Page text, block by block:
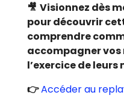
🎥 Visionnez dès
pour découvrir
comprendre
accompagner
l’exercice de leurs
👉Accéder au